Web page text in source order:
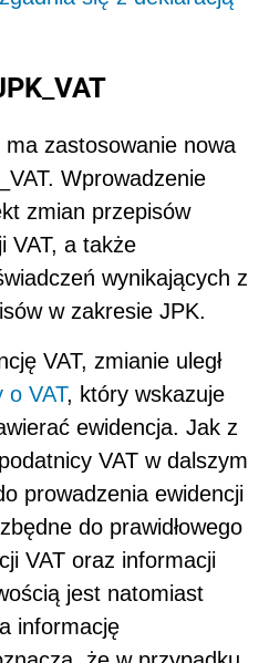
zastosowanie nowa
Wprowadzenie
zmian przepisów
VAT, a także
wynikających z
w zakresie JPK.
VAT, zmianie uległ
o VAT, który wskazuje
ewidencja. Jak z
VAT w dalszym
prowadzenia ewidencji
do prawidłowego
VAT oraz informacji
jest natomiast
informację